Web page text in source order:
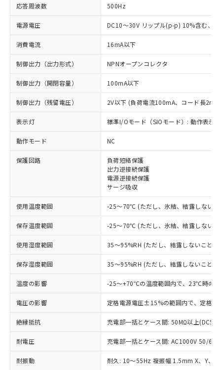
応答周波数 500Hz
電源電圧 DC10～30V リップル(p-p) 10%含む、
消費電流 16mA以下
制御出力（出力形式） NPNオープンコレクタ
制御出力（開閉容量） 100mA以下
制御出力（残留電圧） 2V以下 (負荷電流100mA、コード長2m
表示灯 標準I/Oモード（SIOモード）: 動作表示
動作モード NC
保護回路
負荷短絡保護
出力逆接続保護
電源逆接続保護
サージ吸収
使用温度範囲 -25～70℃ (ただし、氷結、結露しないこ
保存温度範囲 -25～70℃ (ただし、氷結、結露しないこ
使用湿度範囲 35～95%RH (ただし、結露しないこと)
保存湿度範囲 35～95%RH (ただし、結露しないこと)
温度の影響 -25～+70℃の温度範囲内で、23℃時の
電圧の影響 定格電源電圧±15%の範囲内で、定格
絶縁抵抗 充電部一括とケース間: 50MΩ以上
耐電圧 充電部一括とケース間: AC1000V 50/
耐振動 耐久: 10～55Hz 複振幅 1.5mm X、Y、Z
ご利用条件
ご利用ください。
本サービスは、当社制御機器事業取扱
商品の当社在庫状況および標準価格
(税抜)を提供させていただくもので
本サービスの対象外となる商品もある
ことをご了承ください。
在庫状況および標準価格照会結果は、
※1 対応状況
対応済み：EU RoHS指令（10物質）の
非含有に対応した製品が提供可能な商品で
す。
有に対応した製品に切り替える予定のある
商品です。
対応予定なし：EU RoHS指令（10物質）の
非含有に非対応の商品で、対応品を出す予
調査・確認中：EU RoHS指令（10物質）の
非含有の対応状況を調査中または確認中の
商品です。
非該当品：ライセンス料など無形物で、有
害物質有無と関係のない商品です。
仕入先様の事情により、非含有部品として
いたものが、含有品と判明した場合などや
※1 中国RoHS○×表
「○」：最大均質材料含有率が中国RoHSの
基準値以下であることを示します。
「×」：最大均質材料含有率が中国RoHSの
基準値を超えていることを示します。
「－」：未確認です。当社販売部門へお問
当社は、これら貴社製品のうち、外国
為替および外国貿易法に定める商品